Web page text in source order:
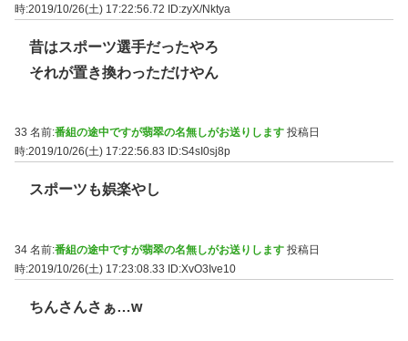
時:2019/10/26(土) 17:22:56.72 ID:zyX/Nktya
昔はスポーツ選手だったやろ
それが置き換わっただけやん
33 名前:番組の途中ですが翡翠の名無しがお送りします 投稿日
時:2019/10/26(土) 17:22:56.83
ID:S4sI0sj8p
スポーツも娯楽やし
34 名前:番組の途中ですが翡翠の名無しがお送りします 投稿日
時:2019/10/26(土) 17:23:08.33
ID:XvO3Ive10
ちんさんさぁ…w